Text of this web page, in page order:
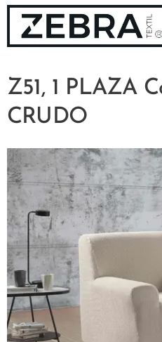
Z51, 1 PLAZA
CRUDO